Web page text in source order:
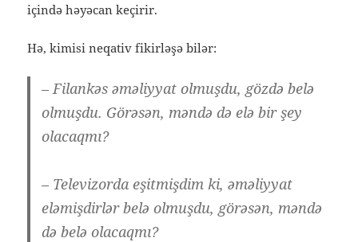
içində həyəcan keçirir.
Hə, kimisi neqativ fikirləşə bilər:
– Filankəs əməliyyat olmuşdu, gözdə belə
olmuşdu. Görəsən, məndə də elə bir şey
olacaqmı?
– Televizorda eşitmişdim ki, əməliyyat
eləmişdirlər belə olmuşdu, görəsən, məndə
də belə olacaqmı?